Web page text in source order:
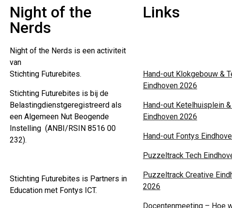
Night of the
Nerds
Night of the Nerds is een activiteit
van
Stichting Futurebites.
Stichting Futurebites is bij de
Belastingdienstgeregistreerd als
een Algemeen Nut Beogende
Instelling (ANBI/RSIN 8516 00
232).
Stichting Futurebites is Partners in
Education met Fontys ICT.
Links
Hand-out Klokgebouw &
Eindhoven 2026
Hand-out Ketelhuisplein
Eindhoven 2026
Hand-out Fontys
Puzzeltrack Tech
Puzzeltrack Creative
2026
Docentenmeeting – Hoe